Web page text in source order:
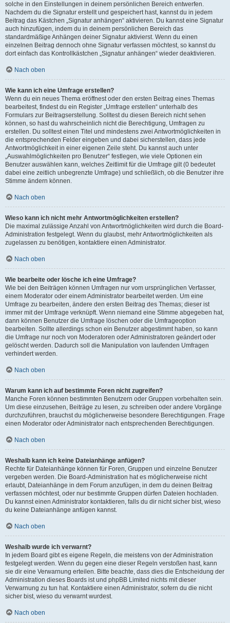
solche in den Einstellungen in deinem persönlichen Bereich entwerfen.
Nachdem du die Signatur erstellt und gespeichert hast, kannst du in jedem
Beitrag das Kästchen „Signatur anhängen“ aktivieren. Du kannst eine Signatur
auch hinzufügen, indem du in deinem persönlichen Bereich das
standardmäßige Anhängen deiner Signatur aktivierst. Wenn du einen
einzelnen Beitrag dennoch ohne Signatur verfassen möchtest, so kannst du
dort einfach das Kontrollkästchen „Signatur anhängen“ wieder deaktivieren.
Nach oben
Wie kann ich eine Umfrage erstellen?
Wenn du ein neues Thema eröffnest oder den ersten Beitrag eines Themas
bearbeitest, findest du ein Register „Umfrage erstellen“ unterhalb des
Formulars zur Beitragserstellung. Solltest du diesen Bereich nicht sehen
können, so hast du wahrscheinlich nicht die Berechtigung, Umfragen zu
erstellen. Du solltest einen Titel und mindestens zwei Antwortmöglichkeiten in
die entsprechenden Felder eingeben und dabei sicherstellen, dass jede
Antwortmöglichkeit in einer eigenen Zeile steht. Du kannst auch unter
„Auswahlmöglichkeiten pro Benutzer“ festlegen, wie viele Optionen ein
Benutzer auswählen kann, welches Zeitlimit für die Umfrage gilt (0 bedeutet
dabei eine zeitlich unbegrenzte Umfrage) und schließlich, ob die Benutzer ihre
Stimme ändern können.
Nach oben
Wieso kann ich nicht mehr Antwortmöglichkeiten erstellen?
Die maximal zulässige Anzahl von Antwortmöglichkeiten wird durch die Board-
Administration festgelegt. Wenn du glaubst, mehr Antwortmöglichkeiten als
zugelassen zu benötigen, kontaktiere einen Administrator.
Nach oben
Wie bearbeite oder lösche ich eine Umfrage?
Wie bei den Beiträgen können Umfragen nur vom ursprünglichen Verfasser,
einem Moderator oder einem Administrator bearbeitet werden. Um eine
Umfrage zu bearbeiten, ändere den ersten Beitrag des Themas; dieser ist
immer mit der Umfrage verknüpft. Wenn niemand eine Stimme abgegeben hat,
dann können Benutzer die Umfrage löschen oder die Umfrageoption
bearbeiten. Sollte allerdings schon ein Benutzer abgestimmt haben, so kann
die Umfrage nur noch von Moderatoren oder Administratoren geändert oder
gelöscht werden. Dadurch soll die Manipulation von laufenden Umfragen
verhindert werden.
Nach oben
Warum kann ich auf bestimmte Foren nicht zugreifen?
Manche Foren können bestimmten Benutzern oder Gruppen vorbehalten sein.
Um diese einzusehen, Beiträge zu lesen, zu schreiben oder andere Vorgänge
durchzuführen, brauchst du möglicherweise besondere Berechtigungen. Frage
einen Moderator oder Administrator nach entsprechenden Berechtigungen.
Nach oben
Weshalb kann ich keine Dateianhänge anfügen?
Rechte für Dateianhänge können für Foren, Gruppen und einzelne Benutzer
vergeben werden. Die Board-Administration hat es möglicherweise nicht
erlaubt, Dateianhänge in dem Forum anzufügen, in dem du deinen Beitrag
verfassen möchtest, oder nur bestimmte Gruppen dürfen Dateien hochladen.
Du kannst einen Administrator kontaktieren, falls du dir nicht sicher bist, wieso
du keine Dateianhänge anfügen kannst.
Nach oben
Weshalb wurde ich verwarnt?
In jedem Board gibt es eigene Regeln, die meistens von der Administration
festgelegt werden. Wenn du gegen eine dieser Regeln verstoßen hast, kann
sie dir eine Verwarnung erteilen. Bitte beachte, dass dies die Entscheidung der
Administration dieses Boards ist und phpBB Limited nichts mit dieser
Verwarnung zu tun hat. Kontaktiere einen Administrator, sofern du die nicht
sicher bist, wieso du verwarnt wurdest.
Nach oben